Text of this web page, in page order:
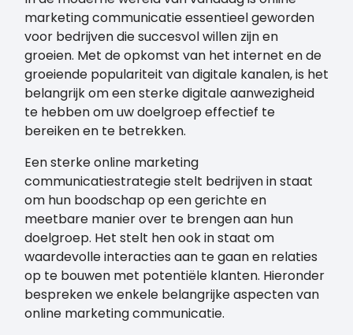
marketing communicatie essentieel geworden
voor bedrijven die succesvol willen zijn en
groeien. Met de opkomst van het internet en de
groeiende populariteit van digitale kanalen, is het
belangrijk om een sterke digitale aanwezigheid
te hebben om uw doelgroep effectief te
bereiken en te betrekken.
Een sterke online marketing
communicatiestrategie stelt bedrijven in staat
om hun boodschap op een gerichte en
meetbare manier over te brengen aan hun
doelgroep. Het stelt hen ook in staat om
waardevolle interacties aan te gaan en relaties
op te bouwen met potentiële klanten. Hieronder
bespreken we enkele belangrijke aspecten van
online marketing communicatie.